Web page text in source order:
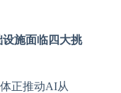
施面临四大挑
正推动AI从